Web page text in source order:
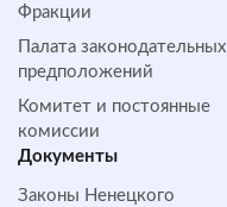
Фракции
Палата законодательных
предположений
Комитет и постоянные
комиссии
Документы
Законы Ненецкого